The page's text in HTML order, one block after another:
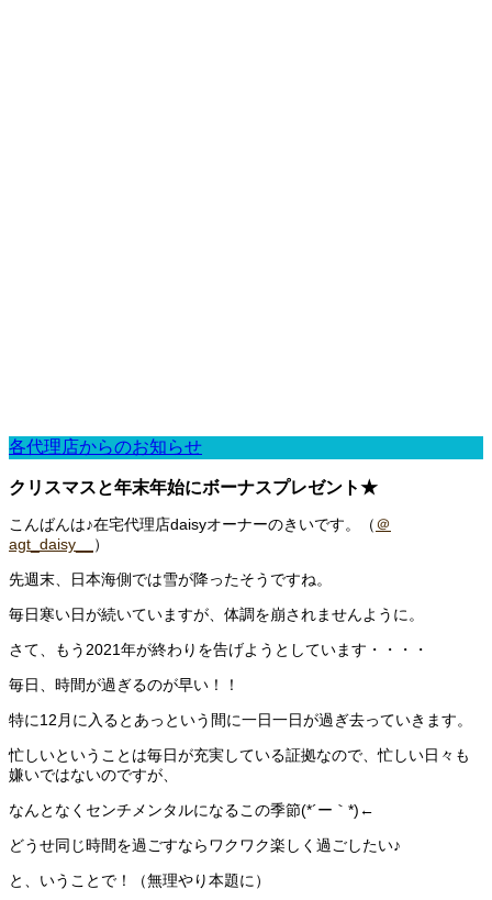
各代理店からのお知らせ
クリスマスと年末年始にボーナスプレゼント★
こんばんは♪在宅代理店daisyオーナーのきいです。（＠
agt_daisy__
）
先週末、日本海側では雪が降ったそうですね。
毎日寒い日が続いていますが、体調を崩されませんように。
さて、もう2021年が終わりを告げようとしています・・・・
毎日、時間が過ぎるのが早い！！
特に12月に入るとあっという間に一日一日が過ぎ去っていきます。
忙しいということは毎日が充実している証拠なので、忙しい日々も
嫌いではないのですが、
なんとなくセンチメンタルになるこの季節(*´ー｀*)←
どうせ同じ時間を過ごすならワクワク楽しく過ごしたい♪
と、いうことで！（無理やり本題に）